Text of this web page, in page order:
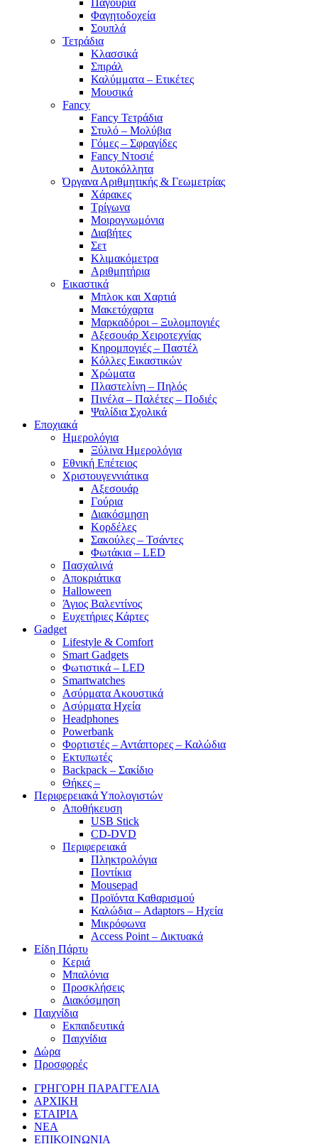
Παγούρια
Φαγητοδοχεία
Σουπλά
Τετράδια
Κλασσικά
Σπιράλ
Καλύμματα – Ετικέτες
Μουσικά
Fancy
Fancy Τετράδια
Στυλό – Μολύβια
Γόμες – Σφραγίδες
Fancy Ντοσιέ
Αυτοκόλλητα
Όργανα Αριθμητικής & Γεωμετρίας
Χάρακες
Τρίγωνα
Mοιρογνωμόνια
Διαβήτες
Σετ
Κλιμακόμετρα
Αριθμητήρια
Εικαστικά
Μπλοκ και Χαρτιά
Μακετόχαρτα
Μαρκαδόροι – Ξυλομπογιές
Αξεσουάρ Χειροτεχνίας
Κηρομπογιές – Παστέλ
Κόλλες Εικαστικών
Χρώματα
Πλαστελίνη – Πηλός
Πινέλα – Παλέτες – Ποδιές
Ψαλίδια Σχολικά
Εποχιακά
Ημερολόγια
Ξύλινα Ημερολόγια
Εθνική Επέτειος
Χριστουγεννιάτικα
Αξεσουάρ
Γούρια
Διακόσμηση
Κορδέλες
Σακούλες – Τσάντες
Φωτάκια – LED
Πασχαλινά
Αποκριάτικα
Halloween
Άγιος Βαλεντίνος
Ευχετήριες Κάρτες
Gadget
Lifestyle & Comfort
Smart Gadgets
Φωτιστικά – LED
Smartwatches
Ασύρματα Ακουστικά
Ασύρματα Ηχεία
Headphones
Powerbank
Φορτιστές – Αντάπτορες – Καλώδια
Εκτυπωτές
Backpack – Σακίδιο
Θήκες –
Περιφερειακά Υπολογιστών
Αποθήκευση
USB Stick
CD-DVD
Περιφερειακά
Πληκτρολόγια
Ποντίκια
Mousepad
Προϊόντα Καθαρισμού
Καλώδια – Adaptors – Ηχεία
Μικρόφωνα
Access Point – Δικτυακά
Είδη Πάρτυ
Κεριά
Μπαλόνια
Προσκλήσεις
Διακόσμηση
Παιχνίδια
Εκπαιδευτικά
Παιχνίδια
Δώρα
Προσφορές
ΓΡΗΓΟΡΗ ΠΑΡΑΓΓΕΛΙΑ
ΑΡΧΙΚΗ
ΕΤΑΙΡΙΑ
ΝΕΑ
ΕΠΙΚΟΙΝΩΝΙΑ